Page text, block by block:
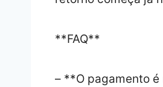
**FAQ**
– **O pagamento